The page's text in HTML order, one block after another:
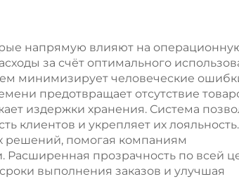
напрямую влияют на
за счёт оптимального
минимизирует человеческие
предотвращает отсутствие
издержки хранения. Система
клиентов и укрепляет их лояльность.
решений, помогая компаниям
Расширенная прозрачность по всей
выполнения заказов и улучшая